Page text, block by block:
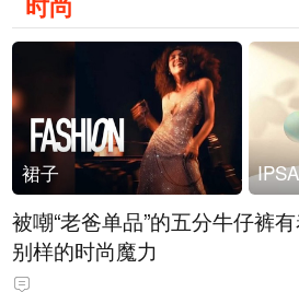
裙子
被嘲“老爸单品”的五分牛仔裤
别样的时尚魔力